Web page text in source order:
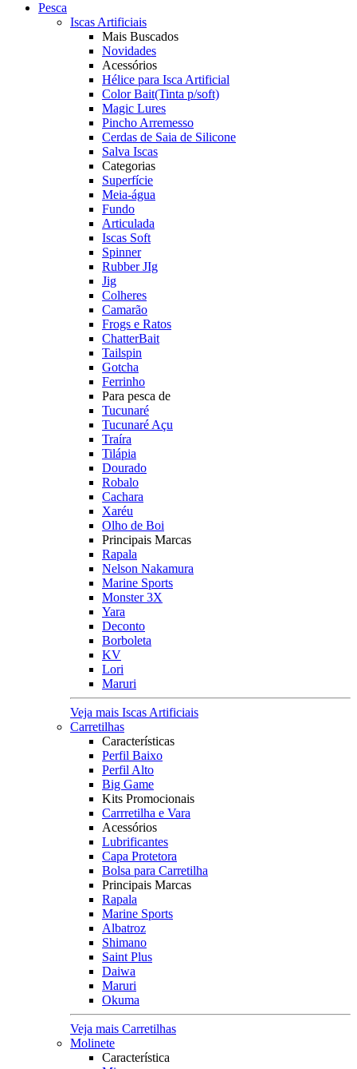
Pesca
Iscas Artificiais
Mais Buscados
Novidades
Acessórios
Hélice para Isca Artificial
Color Bait(Tinta p/soft)
Magic Lures
Pincho Arremesso
Cerdas de Saia de Silicone
Salva Iscas
Categorias
Superfície
Meia-água
Fundo
Articulada
Iscas Soft
Spinner
Rubber JIg
Jig
Colheres
Camarão
Frogs e Ratos
ChatterBait
Tailspin
Gotcha
Ferrinho
Para pesca de
Tucunaré
Tucunaré Açu
Traíra
Tilápia
Dourado
Robalo
Cachara
Xaréu
Olho de Boi
Principais Marcas
Rapala
Nelson Nakamura
Marine Sports
Monster 3X
Yara
Deconto
Borboleta
KV
Lori
Maruri
Veja mais Iscas Artificiais
Carretilhas
Características
Perfil Baixo
Perfil Alto
Big Game
Kits Promocionais
Carrretilha e Vara
Acessórios
Lubrificantes
Capa Protetora
Bolsa para Carretilha
Principais Marcas
Rapala
Marine Sports
Albatroz
Shimano
Saint Plus
Daiwa
Maruri
Okuma
Veja mais Carretilhas
Molinete
Característica